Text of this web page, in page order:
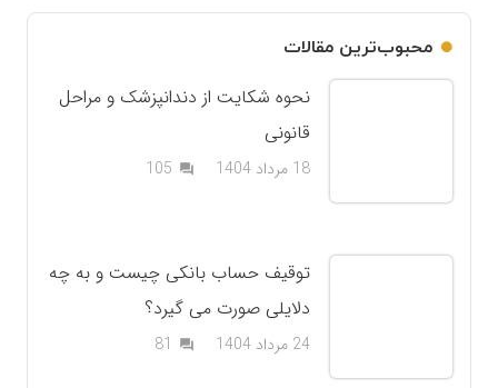
محبوب‌ترین مقالات
نحوه شکایت از دندانپزشک و مراحل
قانونی
18 مرداد 1404 question_answer
105دیدگاه
توقیف حساب بانکی چیست و به چه
دلایلی صورت می گیرد؟
24 مرداد 1404 question_answer
81دیدگاه